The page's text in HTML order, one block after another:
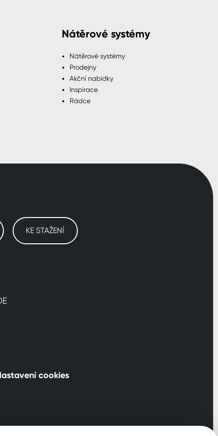
Nátěrové systémy
Nátěrové systémy
Prodejny
Akční nabídky
Inspirace
Rádce
KE STAŽENÍ
cookies